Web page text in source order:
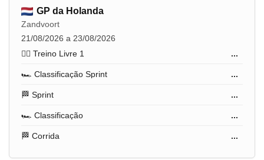
GP da Holanda
Zandvoort
21/08/2026 a 23/08/2026
🏋️‍♂️ Treino Livre 1
...
🏎️ Classificação Sprint ...
🏁 Sprint ...
🏎️ Classificação ...
🏁 Corrida ...